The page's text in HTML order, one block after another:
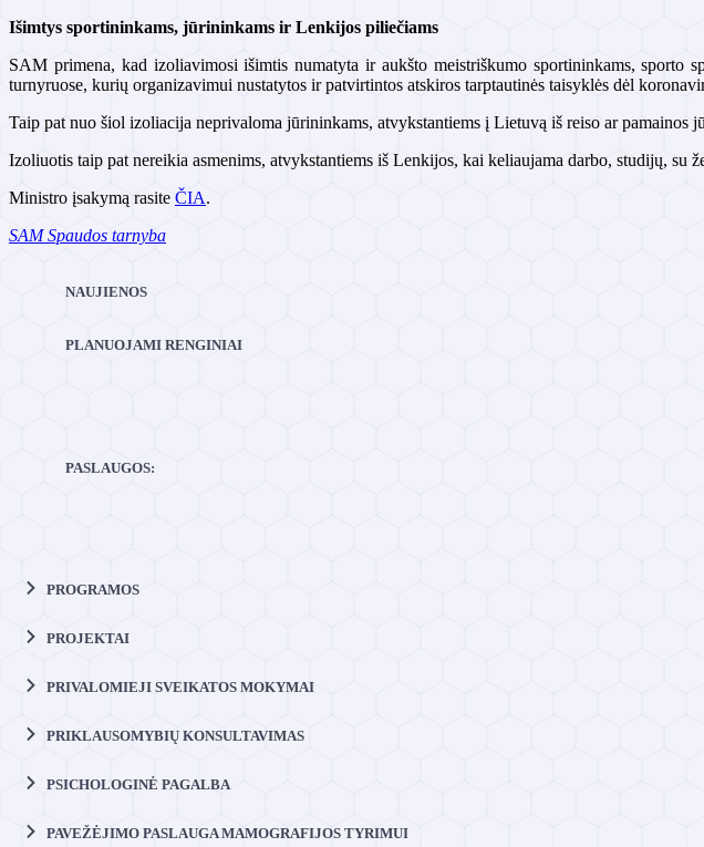
Išimtys sportininkams, jūrininkams ir Lenkijos piliečiams
SAM primena, kad izoliavimosi išimtis numatyta ir aukšto meistriškumo sportininkams, sporto
turnyruose, kurių organizavimui nustatytos ir patvirtintos atskiros tarptautinės taisyklės dėl
Taip pat nuo šiol izoliacija neprivaloma jūrininkams, atvykstantiems į Lietuvą iš reiso ar pamainos
Izoliuotis taip pat nereikia asmenims, atvykstantiems iš Lenkijos, kai keliaujama darbo, studijų, su
Ministro įsakymą rasite ČIA.
SAM Spaudos tarnyba
NAUJIENOS
PLANUOJAMI RENGINIAI
PASLAUGOS:
PROGRAMOS
PROJEKTAI
PRIVALOMIEJI SVEIKATOS MOKYMAI
PRIKLAUSOMYBIŲ KONSULTAVIMAS
PSICHOLOGINĖ PAGALBA
PAVEŽĖJIMO PASLAUGA MAMOGRAFIJOS TYRIMUI